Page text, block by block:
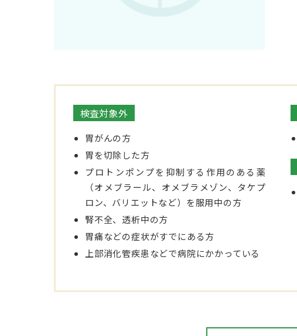
検査対象外
胃がんの方
胃を切除した方
プロトンポンプを抑制する作用のある薬
（オメブラール、オメブラメゾン、タケプ
ロン、バリエットなど）を服用中の方
腎不全、透析中の方
胃痛などの症状がすでにある方
上部消化管疾患などで病院にかかっている